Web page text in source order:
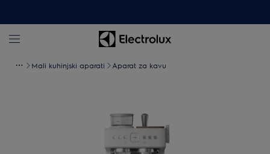
Mali kuhinjski aparati Aparat za kavu